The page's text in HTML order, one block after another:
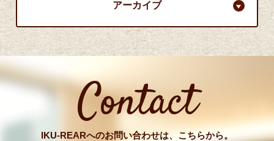
アーカイブ
Contact
IKU-REARへのお問い合わせは、こちらから。